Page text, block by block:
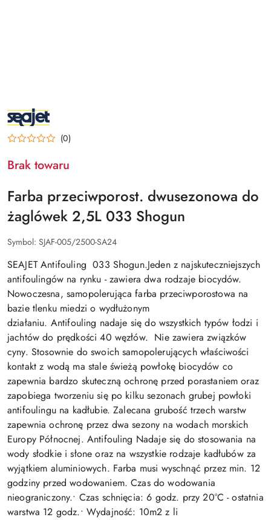
NAZWA
PRODUCENTA:
SEAJET
(0)
Brak towaru
Farba przeciwporost. dwusezonowa do
żaglówek 2,5L 033 Shogun
Symbol: SJAF-005/2500-SA24
SEAJET Antifouling 033 Shogun.Jeden z najskuteczniejszych
antifoulingów na rynku - zawiera dwa rodzaje biocydów.
Nowoczesna, samopolerująca farba przeciwporostowa na
bazie tlenku miedzi o wydłużonym
działaniu. Antifouling nadaje się do wszystkich typów łodzi i
jachtów do prędkości 40 węzłów. Nie zawiera związków
cyny. Stosownie do swoich samopolerujących właściwości
kontakt z wodą ma stale świeżą powłokę biocydów co
zapewnia bardzo skuteczną ochronę przed porastaniem oraz
zapobiega tworzeniu się po kilku sezonach grubej powłoki
antifoulingu na kadłubie. Zalecana grubość trzech warstw
zapewnia ochronę przez dwa sezony na wodach morskich
Europy Północnej. Antifouling Nadaje się do stosowania na
wody słodkie i słone oraz na wszystkie rodzaje kadłubów za
wyjątkiem aluminiowych. Farba musi wyschnąć przez min. 12
godziny przed wodowaniem. Czas do wodowania
nieograniczony.• Czas schnięcia: 6 godz. przy 20°C - ostatnia
warstwa 12 godz.• Wydajność: 10m2 z li